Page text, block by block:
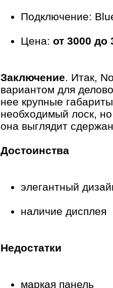
Подключение:
Цена: от 3000 до
Заключение. Итак,
вариантом для
нее крупные
необходимый лоск,
она выглядит
Достоинства
элегантный
наличие дисплея
Недостатки
маркая панель